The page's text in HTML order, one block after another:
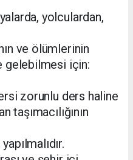
yolculardan,
ve ölümlerinin
gelebilmesi için:
zorunlu ders haline